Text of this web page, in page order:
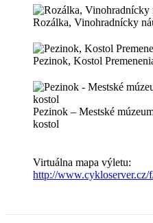
Rozálka, Vinohradnícky
Pezinok, Kostol
Pezinok – Mestské
kostol
Virtuálna mapa výletu:
http://www.cykloserver.cz/